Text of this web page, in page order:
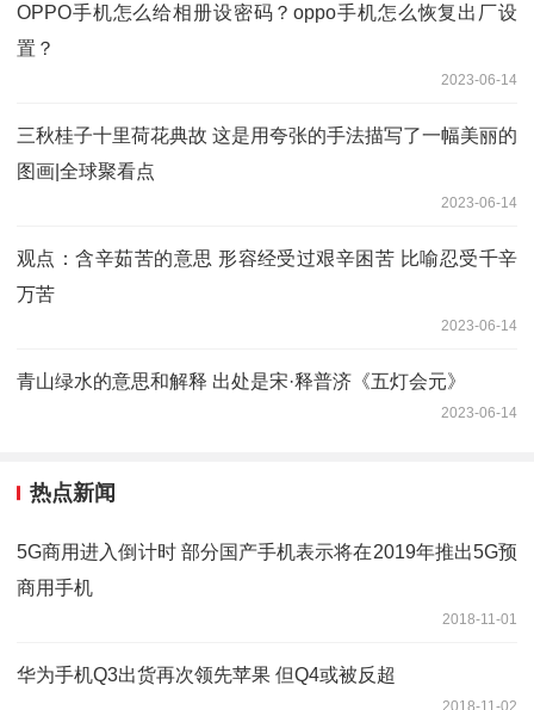
OPPO手机怎么给相册设密码？oppo手机怎么恢复出厂设
置？
2023-06-14
三秋桂子十里荷花典故 这是用夸张的手法描写了一幅美丽的
图画|全球聚看点
2023-06-14
观点：含辛茹苦的意思 形容经受过艰辛困苦 比喻忍受千辛
万苦
2023-06-14
青山绿水的意思和解释 出处是宋·释普济《五灯会元》
2023-06-14
热点新闻
5G商用进入倒计时 部分国产手机表示将在2019年推出5G预
商用手机
2018-11-01
华为手机Q3出货再次领先苹果 但Q4或被反超
2018-11-02